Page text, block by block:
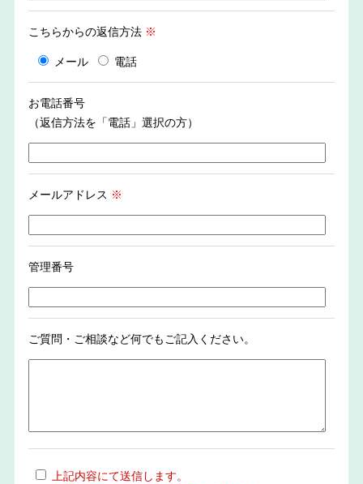
こちらからの返信方法 ※
メール 電話
お電話番号
（返信方法を「電話」選択の方）
メールアドレス ※
管理番号
ご質問・ご相談など何でもご記入ください。
上記内容にて送信します。